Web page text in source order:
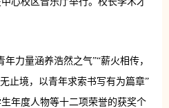
力量涵养浩然之气”“薪火相传，
止境，以青年求索书写有为篇章”
年度人物等十二项荣誉的获奖个